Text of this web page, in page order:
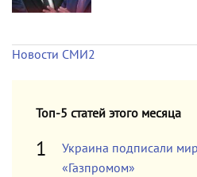
Новости СМИ2
Топ-5 статей этого месяца
Украина подписали
«Газпромом»